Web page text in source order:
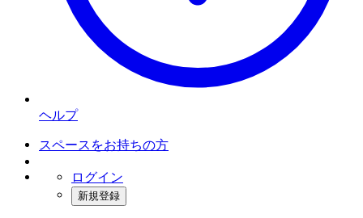
ヘルプ
スペースをお持ちの方
ログイン
新規登録